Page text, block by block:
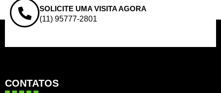
SOLICITE UMA VISITA AGORA
(11) 95777-2801
CONTATOS